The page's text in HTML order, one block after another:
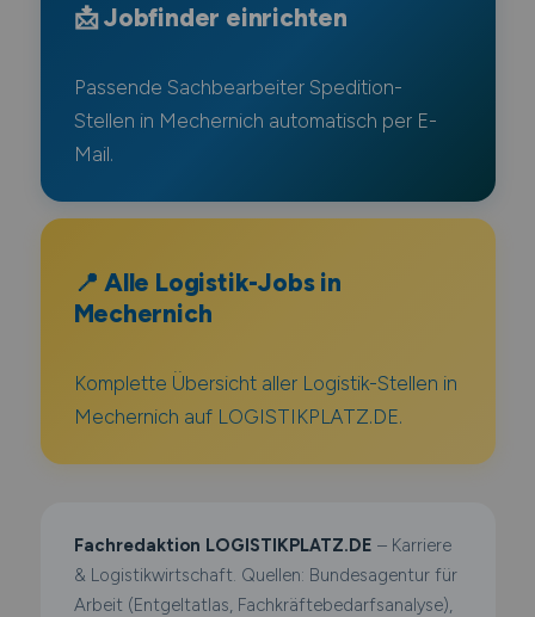
📩 Jobfinder einrichten
Passende Sachbearbeiter Spedition-
Stellen in Mechernich automatisch per E-
Mail.
📍 Alle Logistik-Jobs in
Mechernich
Komplette Übersicht aller Logistik-Stellen in
Mechernich auf LOGISTIKPLATZ.DE.
Fachredaktion LOGISTIKPLATZ.DE – Karriere
& Logistikwirtschaft. Quellen: Bundesagentur für
Arbeit (Entgeltatlas, Fachkräftebedarfsanalyse),